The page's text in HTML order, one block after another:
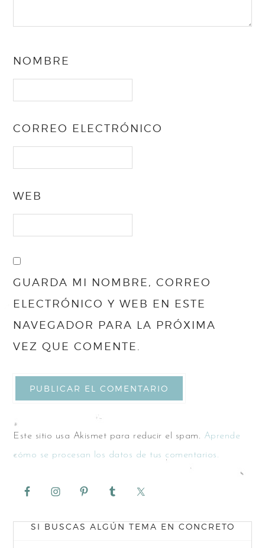
NOMBRE
CORREO ELECTRÓNICO
WEB
GUARDA MI NOMBRE, CORREO
ELECTRÓNICO Y WEB EN ESTE
NAVEGADOR PARA LA PRÓXIMA
VEZ QUE COMENTE.
Este sitio usa Akismet para reducir el spam. Aprende
cómo se procesan los datos de tus comentarios.
SI BUSCAS ALGÚN TEMA EN CONCRETO